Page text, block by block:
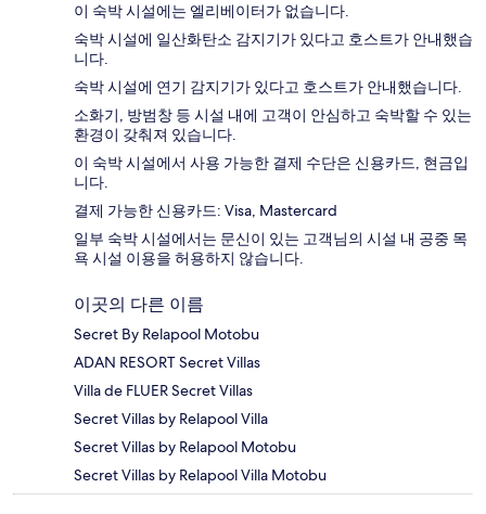
이 숙박 시설에는 엘리베이터가 없습니다.
숙박 시설에 일산화탄소 감지기가 있다고 호스트가 안내했습
니다.
숙박 시설에 연기 감지기가 있다고 호스트가 안내했습니다.
소화기, 방범창 등 시설 내에 고객이 안심하고 숙박할 수 있는
환경이 갖춰져 있습니다.
이 숙박 시설에서 사용 가능한 결제 수단은 신용카드, 현금입
니다.
결제 가능한 신용카드: Visa, Mastercard
일부 숙박 시설에서는 문신이 있는 고객님의 시설 내 공중 목
욕 시설 이용을 허용하지 않습니다.
이곳의 다른 이름
Secret By Relapool Motobu
ADAN RESORT Secret Villas
Villa de FLUER Secret Villas
Secret Villas by Relapool Villa
Secret Villas by Relapool Motobu
Secret Villas by Relapool Villa Motobu